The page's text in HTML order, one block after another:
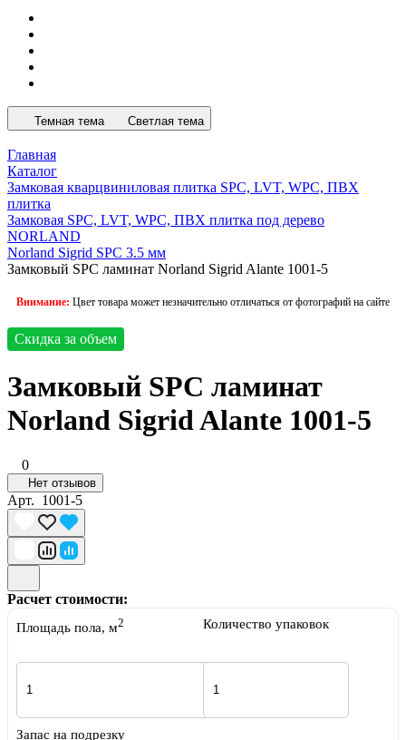
Темная тема Светлая тема
Главная
Каталог
Замковая кварцвиниловая плитка SPC, LVT, WPC, ПВХ
плитка
Замковая SPC, LVT, WPC, ПВХ плитка под дерево
NORLAND
Norland Sigrid SPC 3.5 мм
Замковый SPC ламинат Norland Sigrid Alante 1001-5
Внимание: Цвет товара может незначительно отличаться от фотографий на сайте
Скидка за объем
Замковый SPC ламинат
Norland Sigrid Alante 1001-5
0
Нет отзывов
Арт. 1001-5
Расчет стоимости:
Площадь пола, м2 Количество упаковок
Запас на подрезку